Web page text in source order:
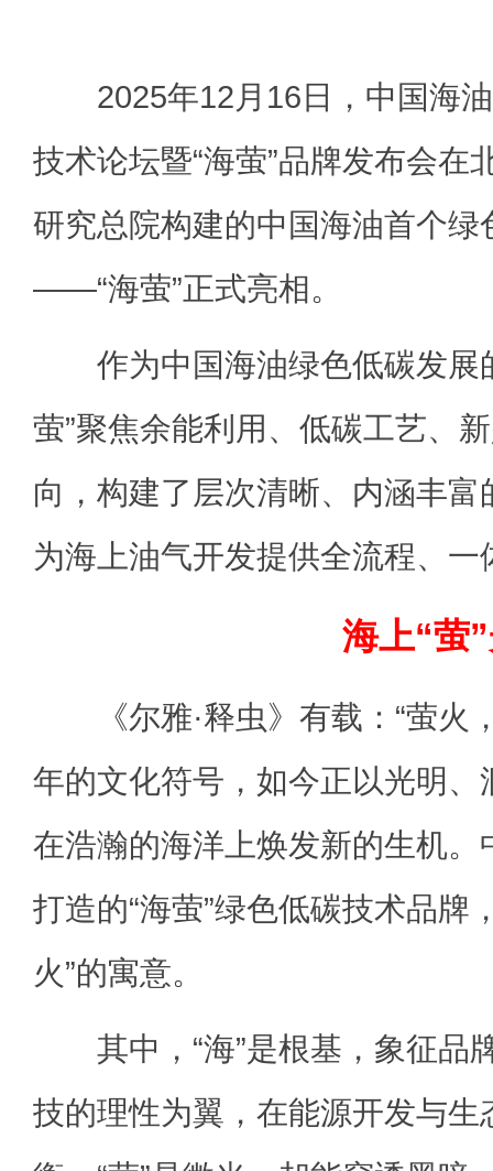
2025年12月16日，中国海油
技术论坛暨“海萤”品牌发布会在
研究总院构建的中国海油首个绿
——“海萤”正式亮相。
作为中国海油绿色低碳发展
萤”聚焦余能利用、低碳工艺、
向，构建了层次清晰、内涵丰
为海上油气开发提供全流程、
海上“萤
《尔雅·释虫》有载：“萤火
年的文化符号，如今正以光明、
在浩瀚的海洋上焕发新的生机。
打造的“海萤”绿色低碳技术品牌
火”的寓意。
其中，“海”是根基，象征品
技的理性为翼，在能源开发与生